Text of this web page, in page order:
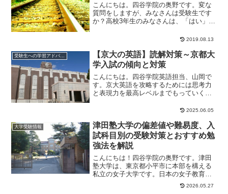
こんにちは。四谷学院の奥野です。変な
質問をしますが、みなさんは受験生です
か？高校3年生のみなさんは、「はい」と
2019.08.13
【京大の英語】読解対策～京都大
学入試の傾向と対策
こんにちは。四谷学院英語担当、山岡で
す。京大英語を攻略するためには思考力
と表現力を最高レベルまでもっていく必
2025.06.05
大学受験情報
津田塾大学の偏差値や難易度、入
試科目別の受験対策とおすすめ勉
強法を解説
こんにちは！四谷学院の奥野です。津田
塾大学は、東京都小平市に本部を構える
私立の女子大学です。日本の女子教育の
先駆者・津田梅子が1900年に設立した女
2026.05.27